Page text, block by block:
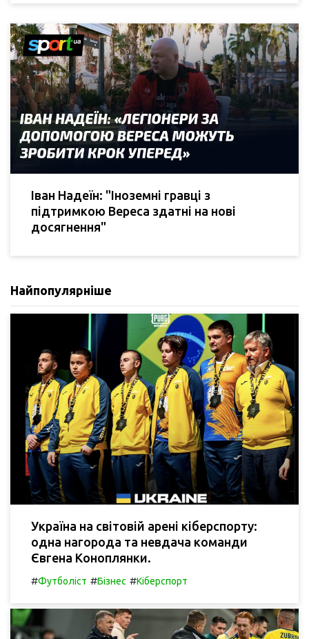
Іван Надеїн: "Іноземні гравці з
підтримкою Вереса здатні на нові
досягнення"
Найпопулярніше
Україна на світовій арені кіберспорту:
одна нагорода та невдача команди
Євгена Коноплянки.
#Футболіст #Бізнес #Кіберспорт